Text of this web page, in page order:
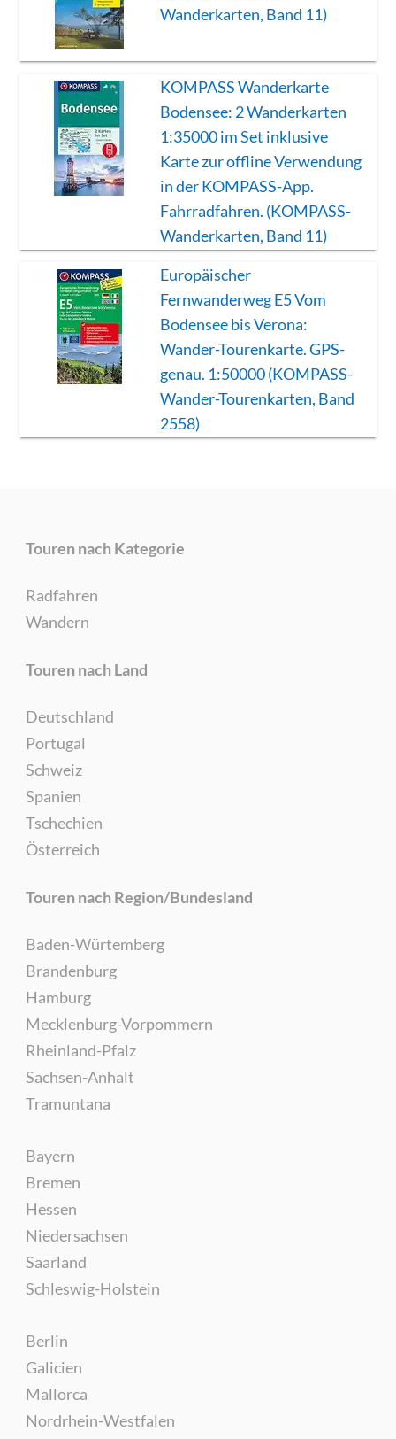
Wanderkarten, Band 11)
KOMPASS Wanderkarte
Bodensee: 2 Wanderkarten
1:35000 im Set inklusive
Karte zur offline Verwendung
in der KOMPASS-App.
Fahrradfahren. (KOMPASS-
Wanderkarten, Band 11)
Europäischer
Fernwanderweg E5 Vom
Bodensee bis Verona:
Wander-Tourenkarte. GPS-
genau. 1:50000 (KOMPASS-
Wander-Tourenkarten, Band
2558)
Touren nach Kategorie
Radfahren
Wandern
Touren nach Land
Deutschland
Portugal
Schweiz
Spanien
Tschechien
Österreich
Touren nach Region/Bundesland
Baden-Würtemberg
Brandenburg
Hamburg
Mecklenburg-Vorpommern
Rheinland-Pfalz
Sachsen-Anhalt
Tramuntana
Bayern
Bremen
Hessen
Niedersachsen
Saarland
Schleswig-Holstein
Berlin
Galicien
Mallorca
Nordrhein-Westfalen